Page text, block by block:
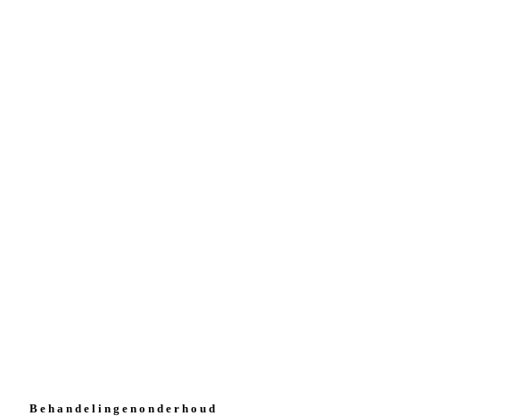
B e h a n d e l i n g e n o n d e r h o u d